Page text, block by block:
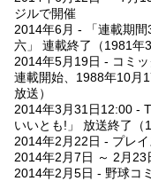
ジルで開催
2014年6月 - 「連載期
六」 連載終了（1981年
2014年5月19日 - コミ
連載開始、1988年10月
放送）
2014年3月31日12:00 -
いいとも!」 放送終了（
2014年2月22日 - プレ
2014年2月7日 ～ 2月
2014年2月5日 - 野球コ